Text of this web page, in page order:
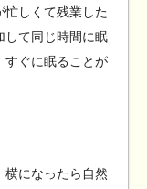
忙しくて残業した
して同じ時間に眠
すぐに眠ることが
横になったら自然